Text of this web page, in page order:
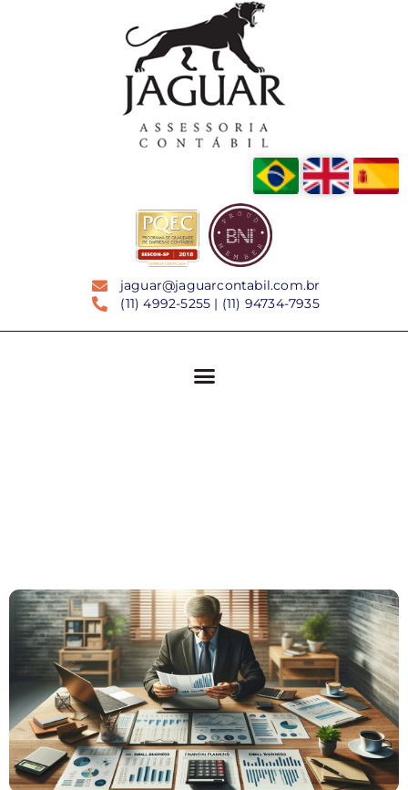
jaguar@jaguarcontabil.com.br
(11) 4992-5255 | (11) 94734-7935